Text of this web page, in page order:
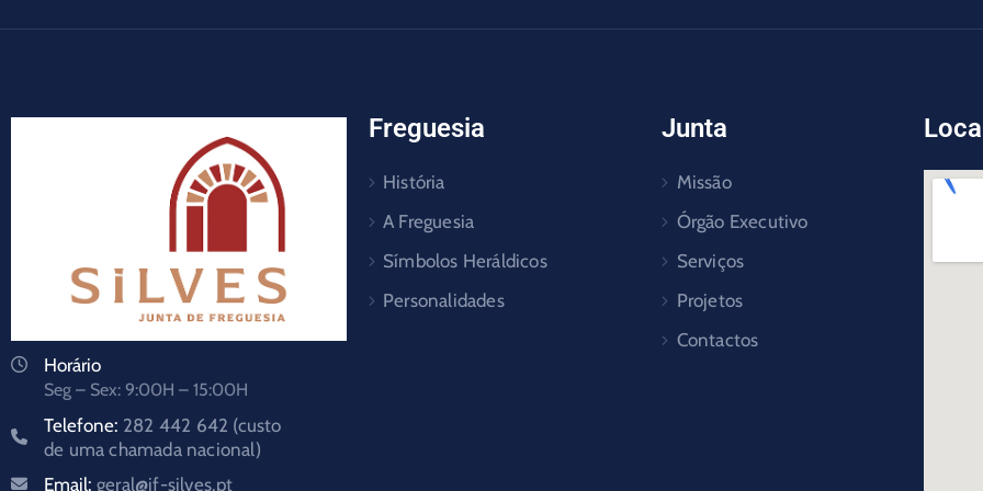
Horário
Seg – Sex: 9:00H – 15:00H
Telefone: 282 442 642 (custo
de uma chamada nacional)
Email: geral@jf-silves.pt
Freguesia
História
A Freguesia
Símbolos Heráldicos
Personalidades
Junta
Missão
Órgão Executivo
Serviços
Projetos
Contactos